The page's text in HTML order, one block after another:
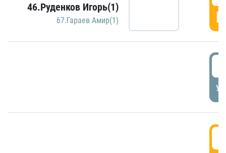
46.Руденков Игорь(1)
67.Гараев Амир(1)